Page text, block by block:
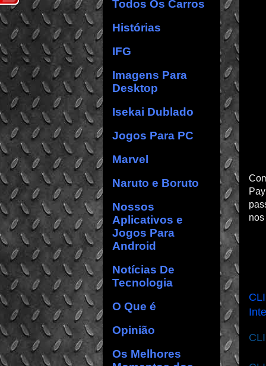
Todos Os Carros
Histórias
IFG
Imagens Para
Desktop
Isekai Dublado
Jogos Para PC
Marvel
Naruto e Boruto
Nossos
Aplicativos e
Jogos Para
Android
Notícias De
Tecnologia
O Que é
Opinião
Os Melhores